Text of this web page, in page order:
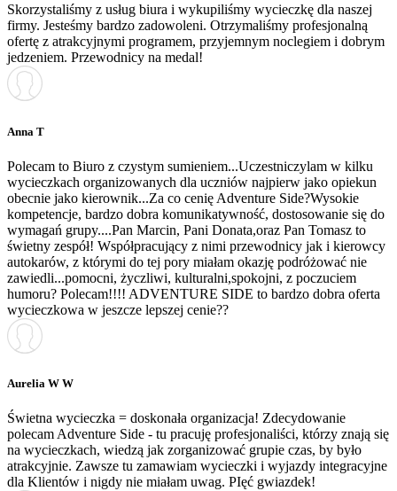
Skorzystaliśmy z usług biura i wykupiliśmy wycieczkę dla naszej
firmy. Jesteśmy bardzo zadowoleni. Otrzymaliśmy profesjonalną
ofertę z atrakcyjnymi programem, przyjemnym noclegiem i dobrym
jedzeniem. Przewodnicy na medal!
Anna T
Polecam to Biuro z czystym sumieniem...Uczestniczylam w kilku
wycieczkach organizowanych dla uczniów najpierw jako opiekun
obecnie jako kierownik...Za co cenię Adventure Side?Wysokie
kompetencje, bardzo dobra komunikatywność, dostosowanie się do
wymagań grupy....Pan Marcin, Pani Donata,oraz Pan Tomasz to
świetny zespół! Współpracujący z nimi przewodnicy jak i kierowcy
autokarów, z którymi do tej pory miałam okazję podróżować nie
zawiedli...pomocni, życzliwi, kulturalni,spokojni, z poczuciem
humoru? Polecam!!!! ADVENTURE SIDE to bardzo dobra oferta
wycieczkowa w jeszcze lepszej cenie??
Aurelia W W
Świetna wycieczka = doskonała organizacja! Zdecydowanie
polecam Adventure Side - tu pracuję profesjonaliści, którzy znają się
na wycieczkach, wiedzą jak zorganizować grupie czas, by było
atrakcyjnie. Zawsze tu zamawiam wycieczki i wyjazdy integracyjne
dla Klientów i nigdy nie miałam uwag. PIęć gwiazdek!